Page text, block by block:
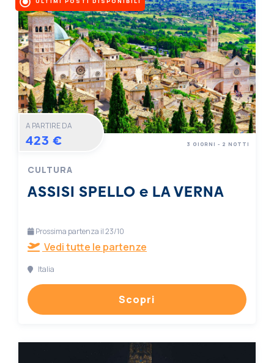
A PARTIRE DA
423 €
CULTURA
ASSISI SPELLO e LA VERNA
3 GIORNI - 2 NOTTI
Prossima partenza il 23/10
Vedi tutte le partenze
Italia
Scopri